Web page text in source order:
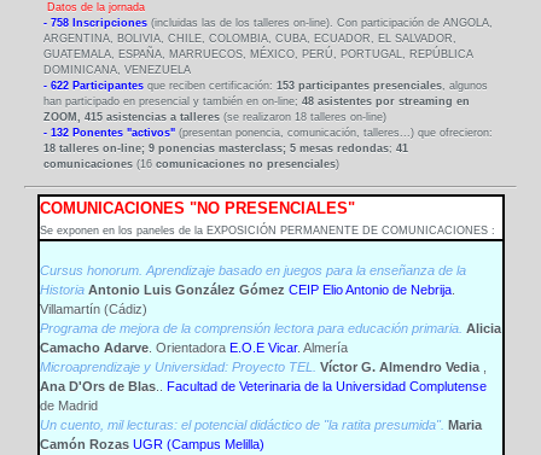
Datos de la jornada
- 758 Inscripciones(incluidas las de los talleres on-line). Con participación de ANGOLA,
ARGENTINA, BOLIVIA, CHILE, COLOMBIA, CUBA, ECUADOR, EL SALVADOR,
GUATEMALA, ESPAÑA, MARRUECOS, MÉXICO, PERÚ, PORTUGAL, REPÚBLICA
DOMINICANA, VENEZUELA
- 622 Participantesque reciben certificación: 153 participantes presenciales, algunos
han participado en presencial y también en on-line; 48 asistentes por streaming en
ZOOM, 415 asistencias a talleres(se realizaron 18 talleres on-line)
- 132 Ponentes "activos"(presentan ponencia, comunicación, talleres...) que ofrecieron:
18 talleres on-line; 9 ponencias masterclass; 5 mesas redondas; 41
comunicaciones(16 comunicaciones no presenciales)
COMUNICACIONES "NO PRESENCIALES"
Se exponen en los paneles de la EXPOSICIÓN PERMANENTE DE COMUNICACIONES :
Cursus honorum. Aprendizaje basado en juegos para la enseñanza de la
Historia Antonio Luis González Gómez CEIP Elio Antonio de Nebrija.
Villamartín (Cádiz)
Programa de mejora de la comprensión lectora para educación primaria. Alicia
Camacho Adarve. Orientadora E.O.E Vicar. Almería
Microaprendizaje y Universidad: Proyecto TEL.
Víctor G. Almendro Vedia,
Ana D'Ors de Blas.. Facultad de Veterinaria de la Universidad Complutense
de Madrid
Un cuento, mil lecturas: el potencial didáctico de "la ratita presumida". Maria
Camón Rozas UGR (Campus Melilla)